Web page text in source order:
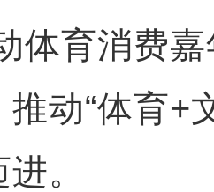
体育消费
动“体育+
。